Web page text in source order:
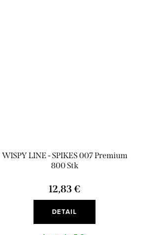
WISPY LINE - SPIKES 007 Premium
800 Stk
12,83 €
DETAIL